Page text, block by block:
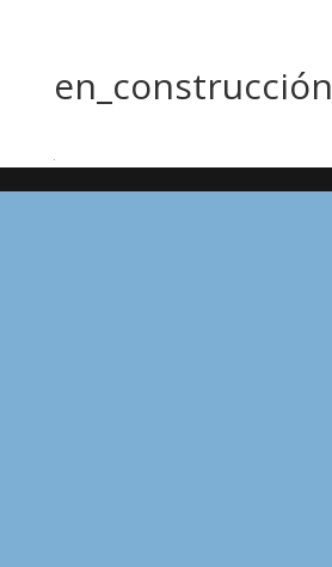
en_construcción